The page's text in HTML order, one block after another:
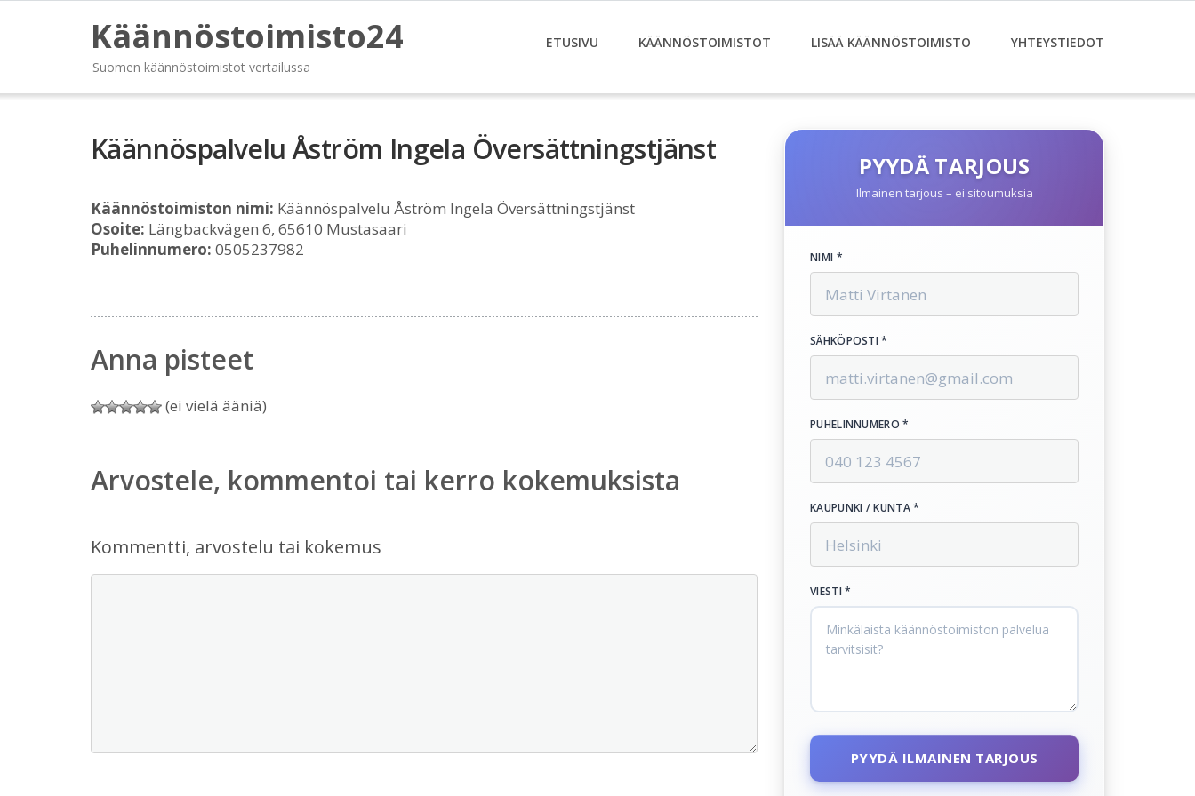
Käännöstoimisto24
Suomen käännöstoimistot vertailussa
ETUSIVU KÄÄNNÖSTOIMISTOT LISÄÄ KÄÄNNÖSTOIMISTO YHTEYSTIEDOT
Käännöspalvelu Åström Ingela Översättningstjänst
Käännöstoimiston nimi: Käännöspalvelu Åström Ingela Översättningstjänst
Osoite: Längbackvägen 6, 65610 Mustasaari
Puhelinnumero: 0505237982
Anna pisteet
(ei vielä ääniä)
Arvostele, kommentoi tai kerro kokemuksista
Kommentti, arvostelu tai kokemus
PYYDÄ TARJOUS
Ilmainen tarjous – ei sitoumuksia
NIMI *
SÄHKÖPOSTI *
PUHELINNUMERO *
KAUPUNKI / KUNTA *
VIESTI *
PYYDÄ ILMAINEN TARJOUS